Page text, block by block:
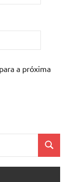
a próxima